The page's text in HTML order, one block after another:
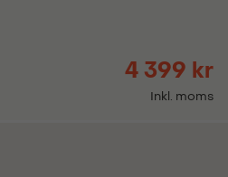
4 399 kr
Inkl. moms